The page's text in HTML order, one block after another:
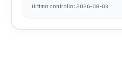
Ultimo controllo:2026-08-03